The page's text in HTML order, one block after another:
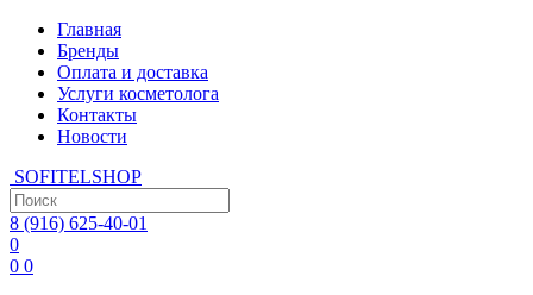
Главная
Бренды
Оплата и доставка
Услуги косметолога
Контакты
Новости
SOFITELSHOP
8 (916) 625-40-01
0
0 0